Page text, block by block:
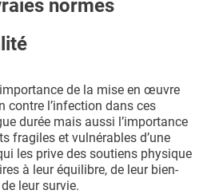
normes
de la mise en œuvre
contre l’infection dans ces
durée mais aussi l’importance
fragiles et vulnérables d’une
les prive des soutiens physique
à leur équilibre, de leur bien-
leur survie.